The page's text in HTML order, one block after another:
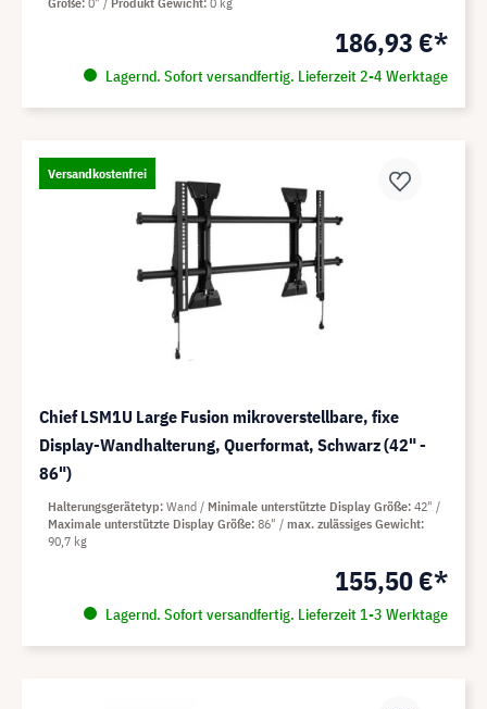
186,93 €*
Lagernd. Sofort versandfertig. Lieferzeit 2-4 Werktage
Versandkostenfrei
Chief LSM1U Large Fusion mikroverstellbare, fixe
Display-Wandhalterung, Querformat, Schwarz (42" -
86")
155,50 €*
Lagernd. Sofort versandfertig. Lieferzeit 1-3 Werktage
Halterungsgerätetyp Wand Minimale unterstützte Display Größe 42"
Maximale unterstützte Display Größe 86"
max. zulässiges Gewicht
90,7 kg